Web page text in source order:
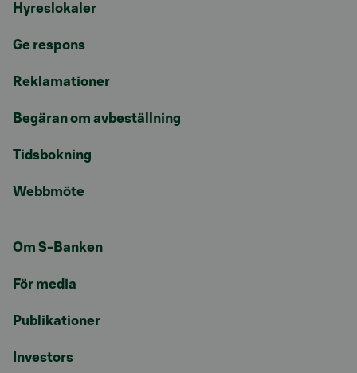
Hyreslokaler
Ge respons
Reklamationer
Begäran om avbeställning
Tidsbokning
Webbmöte
Om S-Banken
För media
Publikationer
Investors